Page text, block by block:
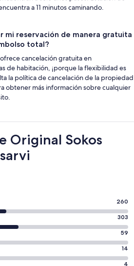
a 11 minutos caminando.
mi reservación de manera gratuita
total?
cancelación gratuita en
de habitación, ¡porque la flexibilidad es
la política de cancelación de la propiedad
obtener más información sobre cualquier
Original Sokos
260
303
59
14
4